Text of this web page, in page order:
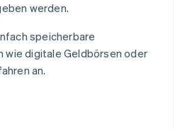
werden.
speicherbare
wie digitale Geldbörsen oder
an.